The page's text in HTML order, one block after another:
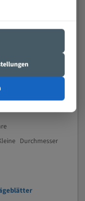
Durchmesser